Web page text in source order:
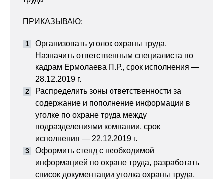
ПРИКАЗЫВАЮ:
Организовать уголок охраны труда.
Назначить ответственным специалиста по
кадрам Ермолаева П.Р., срок исполнения —
28.12.2019 г.
Распределить зоны ответственности за
содержание и пополнение информации в
уголке по охране труда между
подразделениями компании, срок
исполнения — 22.12.2019 г.
Оформить стенд с необходимой
информацией по охране труда, разработать
список документации уголка охраны труда,